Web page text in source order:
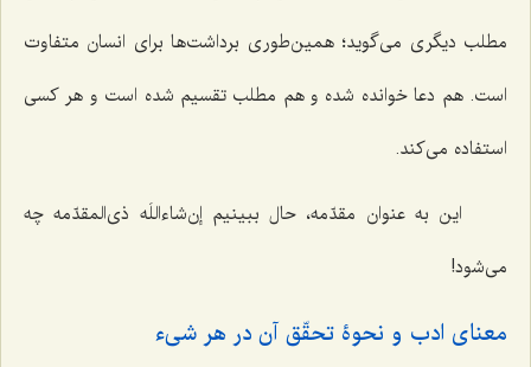
مطلب دیگری می‌گوید؛ همین‌طوری برداشت‌ها برای انسان متفاوت
است. هم دعا خوانده شده و هم مطلب تقسیم شده است و هر کسی
استفاده می‌کند.
این به عنوان مقدّمه، حال ببینیم إن‌شاءاللَه ذی‌المقدّمه چه
می‌شود!
معنای ادب و نحوۀ تحقّق آن در هر شیء